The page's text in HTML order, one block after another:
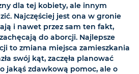
dla tej kobiety, ale innym
Najczęściej jest ona w gronie
i nawet przez sam ten fakt,
do aborcji. Najlepsze
to zmiana miejsca zamieszkania
swój kąt, zaczęła planować
o jakąś zdawkową pomoc, ale o